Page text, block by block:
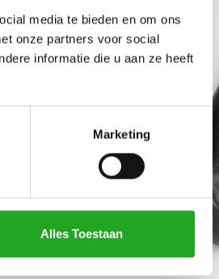
media te bieden en om ons
onze partners voor social
informatie die u aan ze heeft
Marketing
Alles Toestaan